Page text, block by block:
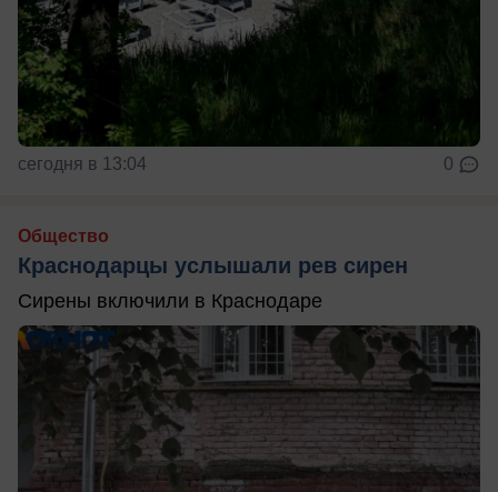
сегодня в 13:04 0
Общество
Краснодарцы услышали рев сирен
Сирены включили в Краснодаре